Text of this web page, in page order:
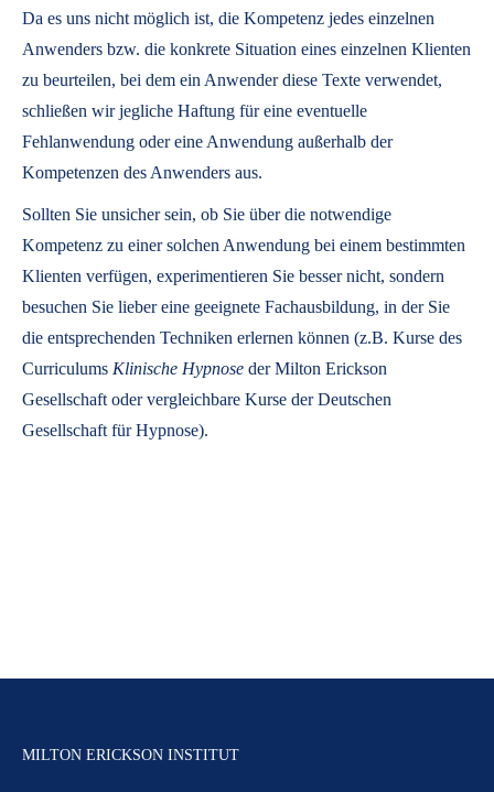
Da es uns nicht möglich ist, die Kompetenz jedes einzelnen
Anwenders bzw. die konkrete Situation eines einzelnen Klienten
zu beurteilen, bei dem ein Anwender diese Texte verwendet,
schließen wir jegliche Haftung für eine eventuelle
Fehlanwendung oder eine Anwendung außerhalb der
Kompetenzen des Anwenders aus.
Sollten Sie unsicher sein, ob Sie über die notwendige
Kompetenz zu einer solchen Anwendung bei einem bestimmten
Klienten verfügen, experimentieren Sie besser nicht, sondern
besuchen Sie lieber eine geeignete Fachausbildung, in der Sie
die entsprechenden Techniken erlernen können (z.B. Kurse des
Curriculums Klinische Hypnose der Milton Erickson
Gesellschaft oder vergleichbare Kurse der Deutschen
Gesellschaft für Hypnose).
MILTON ERICKSON INSTITUT